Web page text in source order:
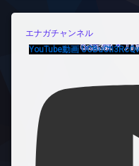
エナガチャンネル
YouTube動画